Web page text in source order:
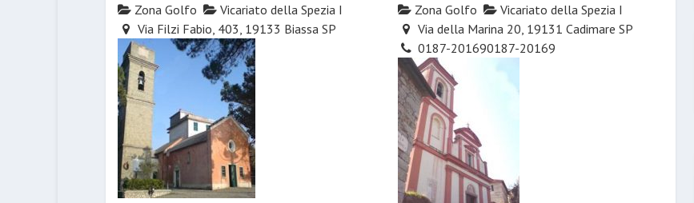
Zona Golfo
Vicariato della Spezia I
Via Filzi Fabio, 403, 19133 Biassa SP
Zona Golfo
Vicariato della Spezia I
Via della Marina 20, 19131 Cadimare SP
0187-201690187-20169